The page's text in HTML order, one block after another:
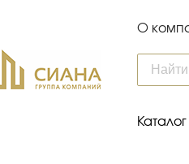
О
Каталог